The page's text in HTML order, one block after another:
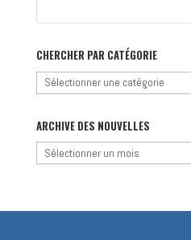
CHERCHER PAR CATÉGORIE
Chercher
catégorie
ARCHIVE DES NOUVELLES
Archive